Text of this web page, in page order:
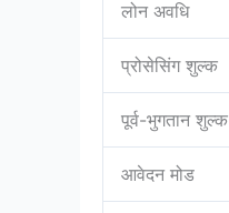
लोन अवधि
प्रोसेसिंग शुल्क
पूर्व-भुगतान शुल्क
आवेदन मोड